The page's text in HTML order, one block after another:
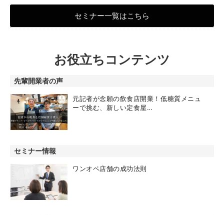
セミナー一覧はこちら
お役立ちコンテンツ
先輩開業者の声
元記者が念願の飲食店開業！低糖質メニュ
ーで挑む、新しい定食屋…
セミナー情報
ワンオペ店舗の成功法則